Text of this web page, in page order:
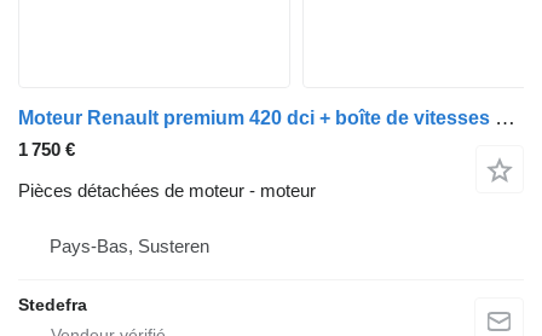
Moteur Renault premium 420 dci + boîte de vitesses automatique pour camion
1 750 €
Pièces détachées de moteur - moteur
Pays-Bas, Susteren
Stedefra